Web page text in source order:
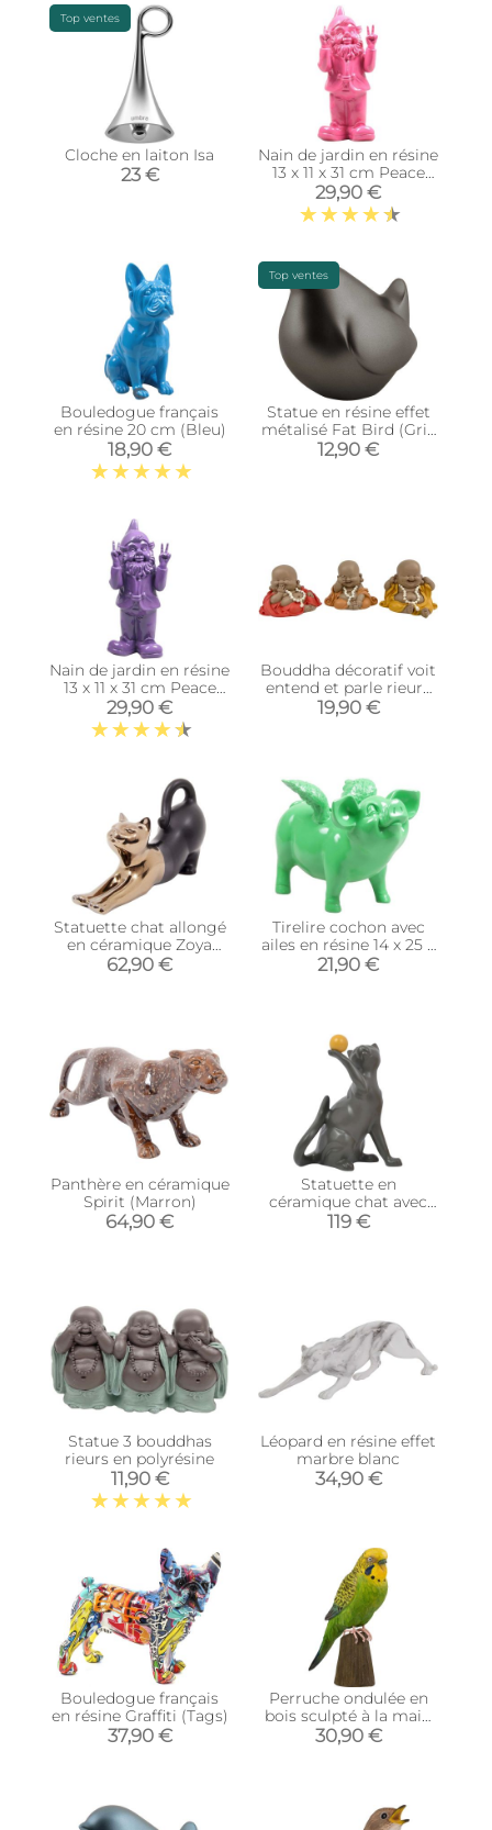
Top ventes
Cloche en laiton Isa
23 €
Nain de jardin en résine
13 x 11 x 31 cm Peace
(Fuschia)
29,90 €
Bouledogue français
en résine 20 cm (Bleu)
18,90 €
Top ventes
Statue en résine effet
métalisé Fat Bird (Gris
foncé)
12,90 €
Nain de jardin en résine
13 x 11 x 31 cm Peace
(Violet)
29,90 €
Bouddha décoratif voit
entend et parle rieurs
(Lot de 3)
19,90 €
Statuette chat allongé
en céramique Zoya
(Noir et or)
62,90 €
Tirelire cochon avec
ailes en résine 14 x 25 x
15 cm (Vert citron)
21,90 €
Panthère en céramique
Spirit (Marron)
64,90 €
Statuette en
céramique chat avec
balle Shadow (Gris)
119 €
Statue 3 bouddhas
rieurs en polyrésine
11,90 €
Léopard en résine effet
marbre blanc
34,90 €
Bouledogue français
en résine Graffiti (Tags)
37,90 €
Perruche ondulée en
bois sculpté à la main
15.5 x 5.2 x 15.1 cm
30,90 €